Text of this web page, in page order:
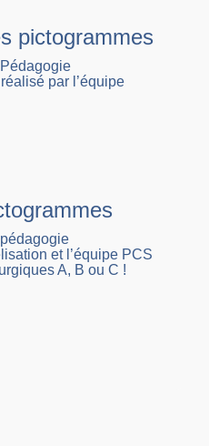
pictogrammes
par l’équipe
et l’équipe PCS
A, B ou C !